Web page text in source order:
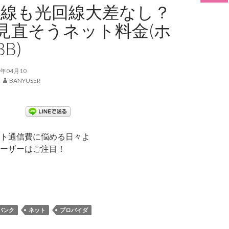
も光回線大差なし？
直そうネット料金(ホ
04月10
BANYUSER
通信費に悩める日々よ
ザーはご注目！
ンク ネット プロバイダ